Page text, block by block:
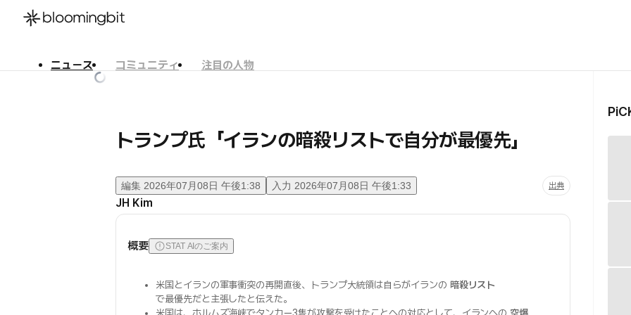
ニュース コミュニティ
注目の人物
トランプ氏「イランの暗殺リストで自分が最優先」
編集 2026年07月08日 午後1:38 入力 2026年07月08日 午後1:33 出典
JH Kim
概要 STAT AIのご案内
米国とイランの軍事衝突の再開直後、トランプ大統領は自らがイランの 暗殺リスト
で最優先だと主張したと伝えた。